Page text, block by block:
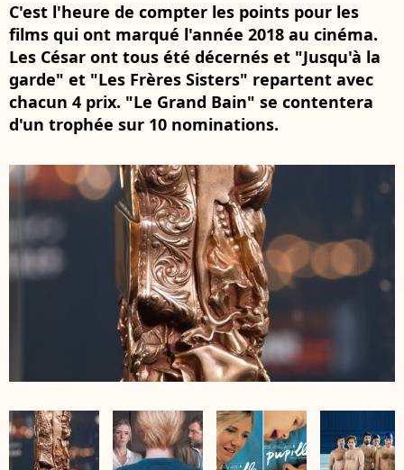
C'est l'heure de compter les points pour les
films qui ont marqué l'année 2018 au cinéma.
Les César ont tous été décernés et "Jusqu'à la
garde" et "Les Frères Sisters" repartent avec
chacun 4 prix. "Le Grand Bain" se contentera
d'un trophée sur 10 nominations.